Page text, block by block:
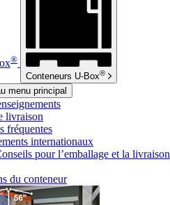
®
Conteneurs U-Box®
menu principal
livraison
fréquentes
internationaux
pour l’emballage et la livraison
du conteneur